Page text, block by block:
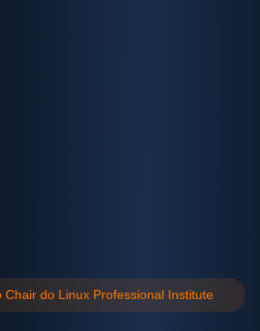
Chair do Linux Professional Institute